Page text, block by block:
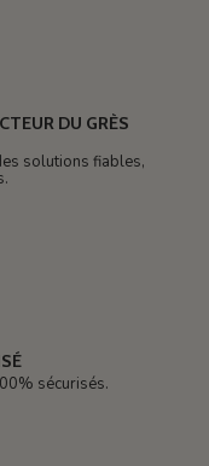
DU GRÈS
solutions fiables,
sécurisés.